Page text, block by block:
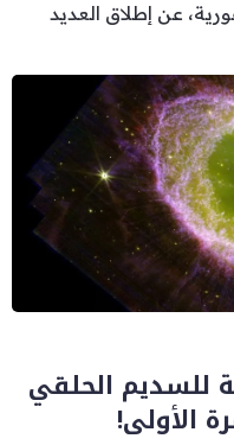
عن إطلاق العديد
للسديم الحلقي